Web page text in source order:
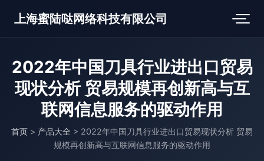
上海蜜陆哒网络科技有限公司
2022年中国刀具行业进出口贸易
现状分析 贸易规模再创新高与互
联网信息服务的驱动作用
首页 > 产品大全 > 2022年中国刀具行业进出口贸易现状分析 贸易
规模再创新高与互联网信息服务的驱动作用